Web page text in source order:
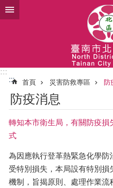
跳到主要內容區塊
:::
:::
首頁 災害防救專區 防
防疫消息
轉知本市衛生局，有關防疫
式
為因應執行登革熱緊急化學防
受特別損失，本局設有特別
機制，旨揭原則、處理作業流